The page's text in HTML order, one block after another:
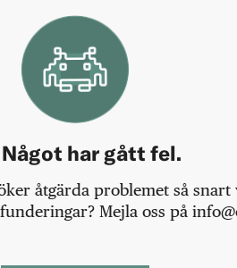
har gått fel.
åtgärda problemet så
Mejla oss på